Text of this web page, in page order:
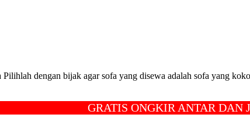
dengan bijak agar sofa yang disewa adalah sofa yang
GRATIS ONGKIR ANTAR DAN